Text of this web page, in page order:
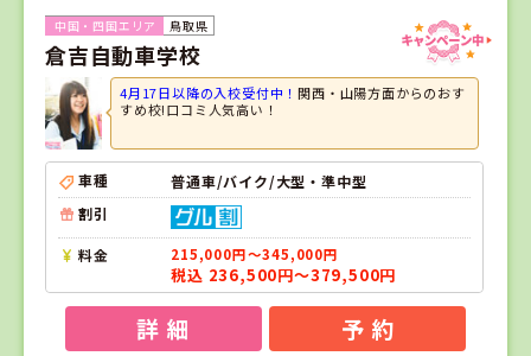
鳥取県
倉吉自動車学校
4月17日以降の入校受付中！関西・山陽方面からのおす
すめ校!口コミ人気高い！
車種
普通車/バイク/大型・準中型
割引
料金 215,000円～345,000円
税込 236,500円～379,500円
詳 細 予 約